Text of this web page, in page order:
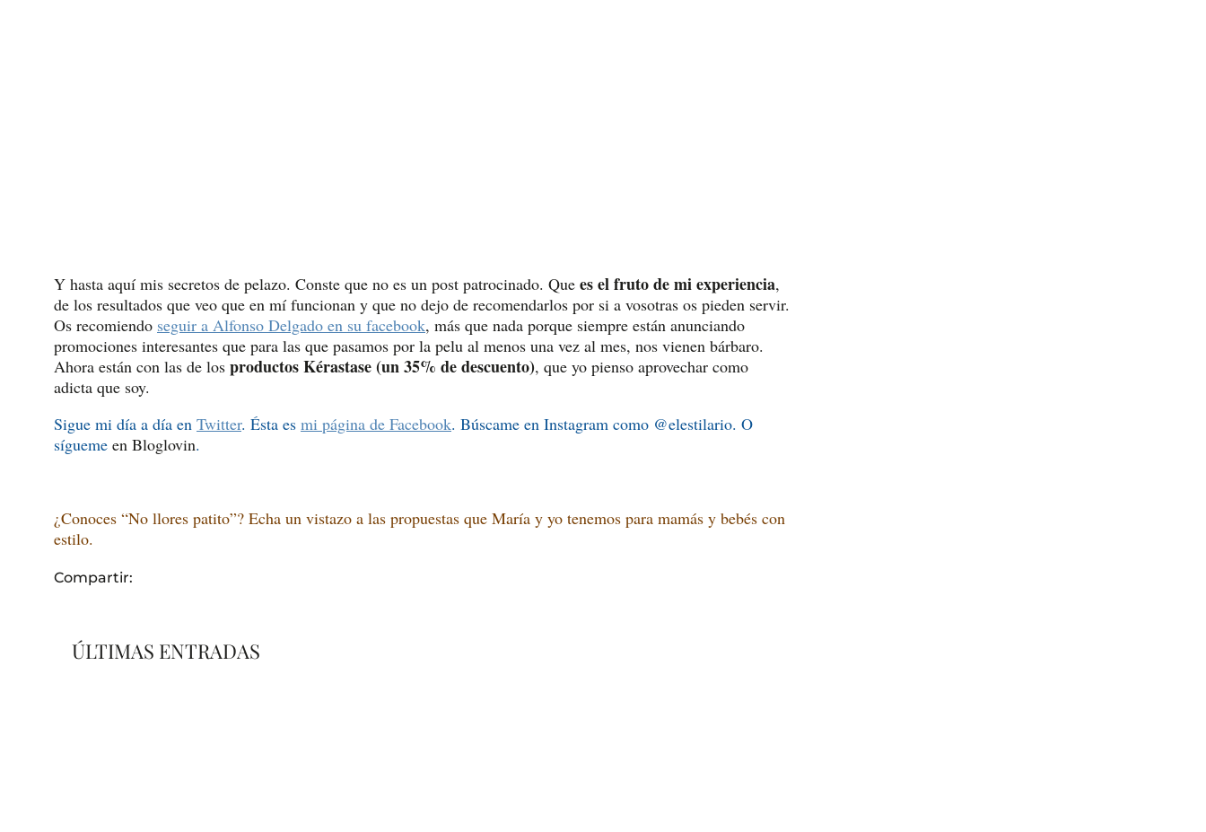
Y hasta aquí mis secretos de pelazo. Conste que no es un post patrocinado. Que es el fruto de mi experiencia,
de los resultados que veo que en mí funcionan y que no dejo de recomendarlos por si a vosotras os pieden servir.
Os recomiendo seguir a Alfonso Delgado en su facebook, más que nada porque siempre están anunciando
promociones interesantes que para las que pasamos por la pelu al menos una vez al mes, nos vienen bárbaro.
Ahora están con las de los productos Kérastase (un 35% de descuento), que yo pienso aprovechar como
adicta que soy.
Sigue mi día a día en Twitter. Ésta es mi página de Facebook. Búscame en Instagram como @elestilario. O
sígueme en Bloglovin.
¿Conoces “No llores patito”? Echa un vistazo a las propuestas que María y yo tenemos para mamás y bebés con
estilo.
Compartir:
ÚLTIMAS ENTRADAS